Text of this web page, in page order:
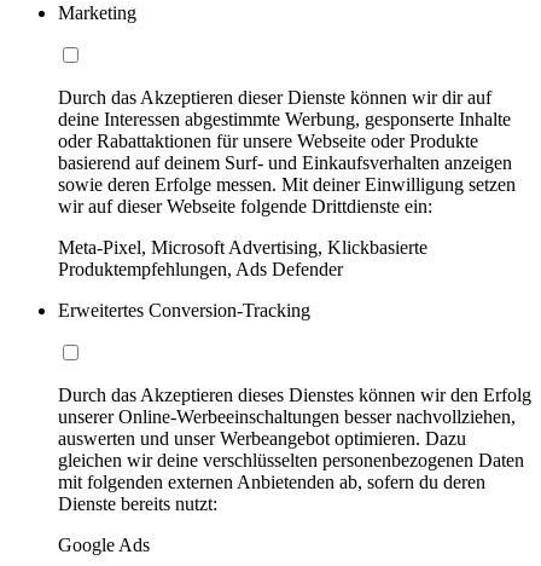
Marketing
Durch das Akzeptieren dieser Dienste können wir dir auf
deine Interessen abgestimmte Werbung, gesponserte Inhalte
oder Rabattaktionen für unsere Webseite oder Produkte
basierend auf deinem Surf- und Einkaufsverhalten anzeigen
sowie deren Erfolge messen. Mit deiner Einwilligung setzen
wir auf dieser Webseite folgende Drittdienste ein:
Meta-Pixel, Microsoft Advertising, Klickbasierte
Produktempfehlungen, Ads Defender
Erweitertes Conversion-Tracking
Durch das Akzeptieren dieses Dienstes können wir den Erfolg
unserer Online-Werbeeinschaltungen besser nachvollziehen,
auswerten und unser Werbeangebot optimieren. Dazu
gleichen wir deine verschlüsselten personenbezogenen Daten
mit folgenden externen Anbietenden ab, sofern du deren
Dienste bereits nutzt:
Google Ads